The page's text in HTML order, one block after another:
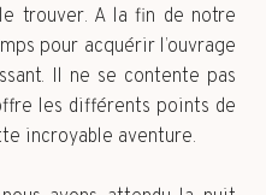
trouver. A la fin de notre
pour acquérir l’ouvrage
Il ne se contente pas
les différents points de
incroyable aventure.